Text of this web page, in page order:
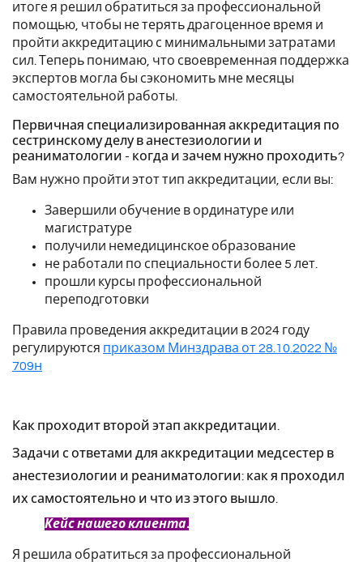
итоге я решил обратиться за профессиональной
помощью, чтобы не терять драгоценное время и
пройти аккредитацию с минимальными затратами
сил. Теперь понимаю, что своевременная поддержка
экспертов могла бы сэкономить мне месяцы
самостоятельной работы.
Первичная специализированная аккредитация по
сестринскому делу в анестезиологии и
реаниматологии - когда и зачем нужно проходить?
Вам нужно пройти этот тип аккредитации, если вы:
Завершили обучение в ординатуре или
магистратуре
получили немедицинское образование
не работали по специальности более 5 лет.
прошли курсы профессиональной
переподготовки
Правила проведения аккредитации в 2024 году
регулируются приказом Минздрава от 28.10.2022 №
709н
Как проходит второй этап аккредитации.
Задачи с ответами для аккредитации медсестер в
анестезиологии и реаниматологии: как я проходил
их самостоятельно и что из этого вышло.
Кейс нашего клиента.
Я решила обратиться за профессиональной